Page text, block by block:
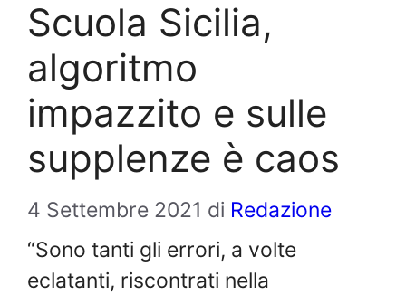
Scuola Sicilia,
algoritmo
impazzito e sulle
supplenze è caos
4 Settembre 2021 di Redazione
“Sono tanti gli errori, a volte
eclatanti, riscontrati nella